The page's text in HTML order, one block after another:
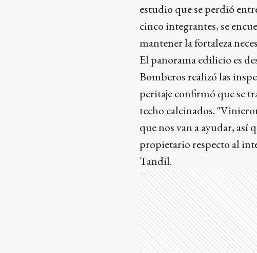
estudio que se perdió
cinco integrantes, se
mantener la fortaleza
El panorama edilicio es
Bomberos realizó las
peritaje confirmó que se
techo calcinados.
que nos van a ayudar, así
propietario respecto al
Tandil.
Ads